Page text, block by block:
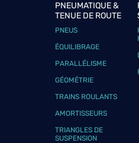
20.71
km
332
76580 LE
Ouvert
8
26.14
km
GARAGE
9 - 13 Rue
27520
Ouvert
PNEUMATIQUE &
TENUE DE ROUTE
PNEUS
ÉQUILIBRAGE
PARALLÉLISME
GÉOMÉTRIE
TRAINS ROULANTS
AMORTISSEURS
TRIANGLES DE
SUSPENSION